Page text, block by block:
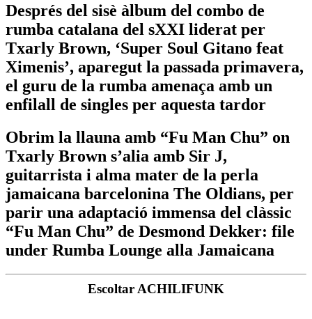
Després del sisè àlbum del combo de
rumba catalana del sXXI liderat per
Txarly Brown, ‘Super Soul Gitano feat
Ximenis’, aparegut la passada primavera,
el guru de la rumba amenaça amb un
enfilall de singles per aquesta tardor
Obrim la llauna amb “Fu Man Chu” on
Txarly Brown s’alia amb Sir J,
guitarrista i alma mater de la perla
jamaicana barcelonina The Oldians, per
parir una adaptació immensa del clàssic
“Fu Man Chu” de Desmond Dekker: file
under Rumba Lounge alla Jamaicana
Escoltar ACHILIFUNK